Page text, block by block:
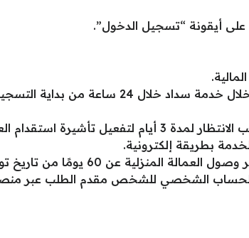
على أيقونة “تسجيل الدخول”.
في حال الموافقة على طلب استقدام عمالة منزلية يتوجب على مقدم الطلب الانتظار لمدة
بطريقة إلكترونية.
عن 60 يومًا من تاريخ توقيع العقد.
الحساب الشخصي للشخص مقدم الطلب عبر